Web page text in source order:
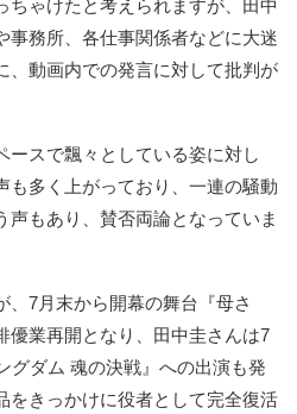
ちゃけたと考えられますが、田中
事務所、各仕事関係者などに大迷
、動画内での発言に対して批判が
ースで飄々としている姿に対し
も多く上がっており、一連の騒動
声もあり、賛否両論となっていま
、7月末から開幕の舞台『母さ
優業再開となり、田中圭さんは7
グダム 魂の決戦』への出演も発
をきっかけに役者として完全復活